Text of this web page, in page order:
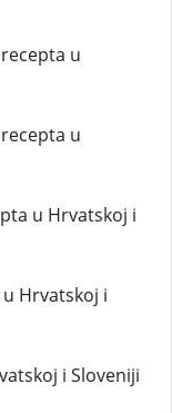
u
u
u Hrvatskoj i
Hrvatskoj i
i Sloveniji